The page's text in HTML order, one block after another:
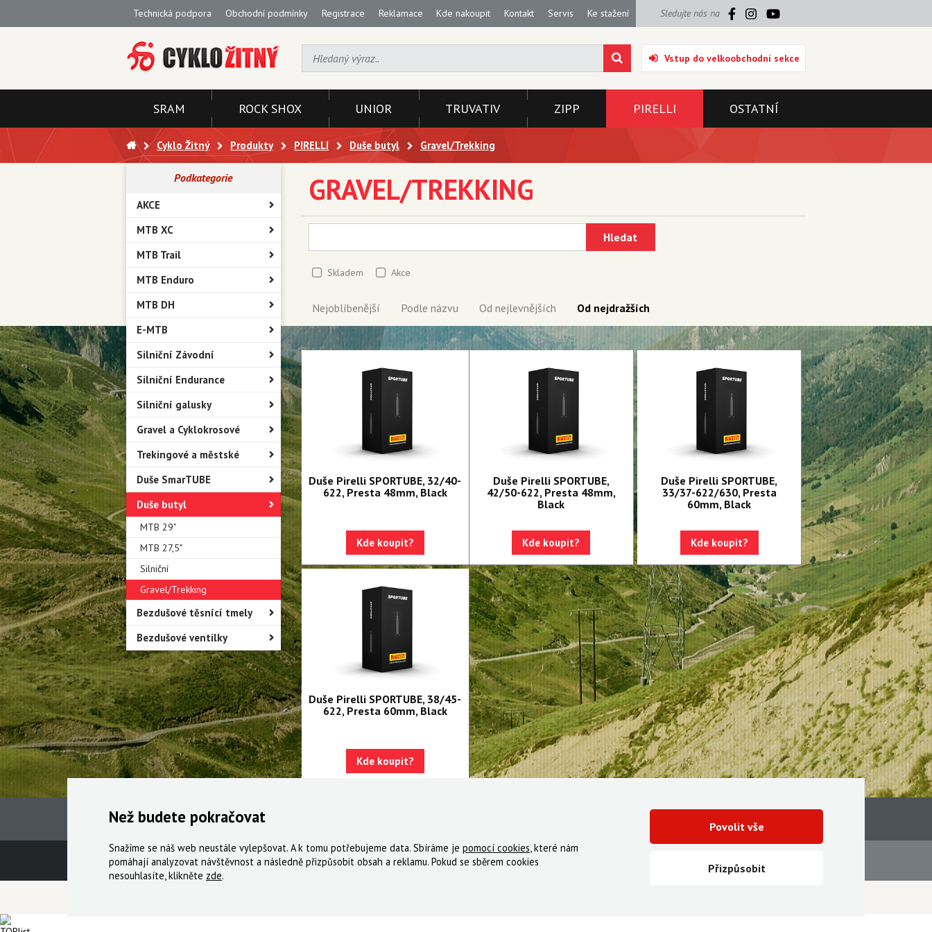
Technická podpora Obchodní podmínky Registrace Reklamace Kde nakoupit Kontakt Servis Ke stažení Sledujte nás na
Vstup do velkoobchodní sekce
SRAM ROCK SHOX UNIOR TRUVATIV ZIPP PIRELLI OSTATNÍ
Cyklo Žitný Produkty PIRELLI Duše butyl Gravel/Trekking
Podkategorie
AKCE
MTB XC
MTB Trail
MTB Enduro
MTB DH
E-MTB
Silniční Závodní
Silniční Endurance
Silniční galusky
Gravel a Cyklokrosové
Trekingové a městské
Duše SmarTUBE
Duše butyl
MTB 29"
MTB 27,5"
Silniční
Gravel/Trekking
Bezdušové těsnící tmely
Bezdušové ventilky
GRAVEL/TREKKING
Hledat
Skladem Akce
Nejoblíbenější Podle názvu Od nejlevnějších Od nejdražších
Duše Pirelli SPORTUBE, 32/40-
622, Presta 48mm, Black
Kde koupit?
Duše Pirelli SPORTUBE,
42/50-622, Presta 48mm,
Black
Kde koupit?
Duše Pirelli SPORTUBE,
33/37-622/630, Presta
60mm, Black
Kde koupit?
Duše Pirelli SPORTUBE, 38/45-
622, Presta 60mm, Black
Kde koupit?
Technická podpora Obchodní podmínky Registrace Reklamace Kde nakoupit
Než budete pokračovat
Snažíme se náš web neustále vylepšovat. A k tomu potřebujeme data. Sbíráme je pomocí cookies, které nám
pomáhají analyzovat návštěvnost a následně přizpůsobit obsah a reklamu. Pokud se sběrem cookies
nesouhlasíte, klikněte zde.
Přizpůsobit
Povolit vše